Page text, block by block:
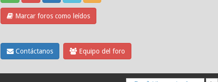
Marcar foros como leídos
Contáctanos Equipo del foro